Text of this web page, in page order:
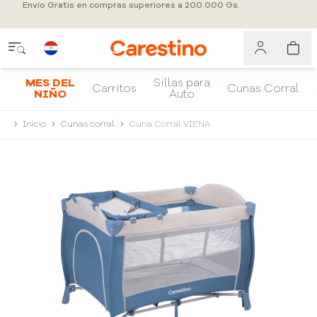
Envío Gratis en compras superiores a 200.000 Gs.
MES DEL
NIÑO
Carritos
Sillas para
Auto
Cunas Corral
Inicio Cunas corral Cuna Corral VIENA